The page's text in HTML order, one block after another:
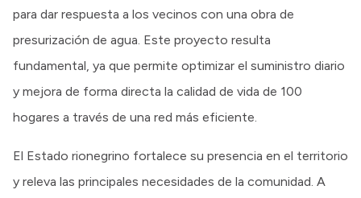
para dar respuesta a los vecinos con una obra de
presurización de agua. Este proyecto resulta
fundamental, ya que permite optimizar el suministro diario
y mejora de forma directa la calidad de vida de 100
hogares a través de una red más eficiente.
El Estado rionegrino fortalece su presencia en el territorio
y releva las principales necesidades de la comunidad. A